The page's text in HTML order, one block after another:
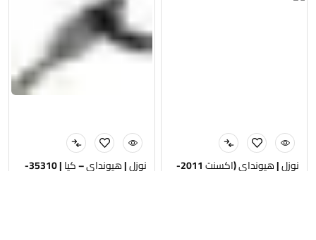
نوزل | هيونداي (اكسنت 2011- نوزل | هيونداي – كيا | 35310-